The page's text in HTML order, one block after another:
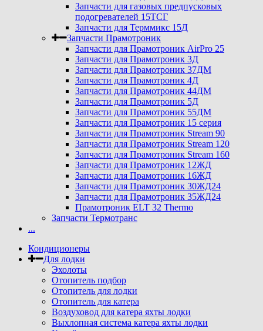
Запчасти для газовых предпусковых
подогревателей 15ТСГ
Запчасти для Терммикс 15Д
Запчасти Прамотроник
Запчасти для Прамотроник AirPro 25
Запчасти для Прамотроник 3Д
Запчасти для Прамотроник 37ДМ
Запчасти для Прамотроник 4Д
Запчасти для Прамотроник 44ДМ
Запчасти для Прамотроник 5Д
Запчасти для Прамотроник 55ДМ
Запчасти для Прамотроник 15 серия
Запчасти для Прамотроник Stream 90
Запчасти для Прамотроник Stream 120
Запчасти для Прамотроник Stream 160
Запчасти для Прамотроник 12ЖД
Запчасти для Прамотроник 16ЖД
Запчасти для Прамотроник 30ЖД24
Запчасти для Прамотроник 35ЖД24
Прамотроник ELT 32 Thermo
Запчасти Термотранс
...
Кондиционеры
Для лодки
Эхолоты
Отопитель подбор
Отопитель для лодки
Отопитель для катера
Воздуховод для катера яхты лодки
Выхлопная система катера яхты лодки